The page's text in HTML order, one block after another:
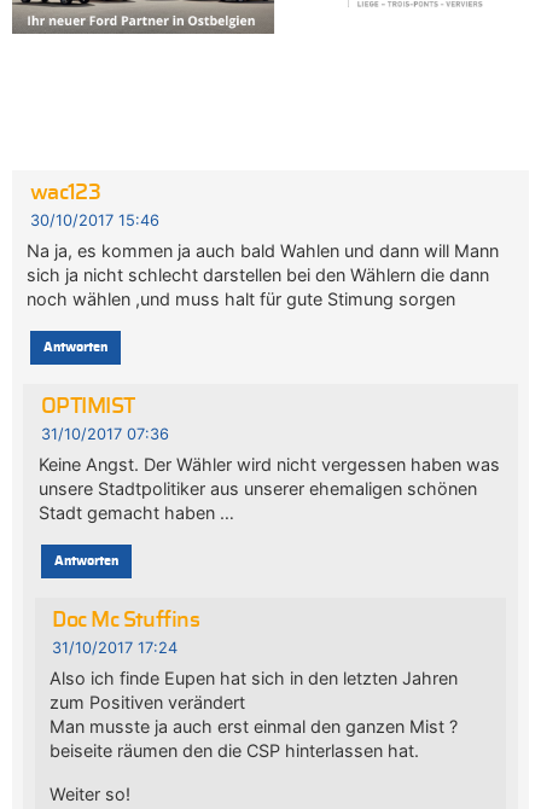
wac123
30/10/2017 15:46
Na ja, es kommen ja auch bald Wahlen und dann will Mann
sich ja nicht schlecht darstellen bei den Wählern die dann
noch wählen ,und muss halt für gute Stimung sorgen
Antworten
OPTIMIST
31/10/2017 07:36
Keine Angst. Der Wähler wird nicht vergessen haben was
unsere Stadtpolitiker aus unserer ehemaligen schönen
Stadt gemacht haben …
Antworten
Doc Mc Stuffins
31/10/2017 17:24
Also ich finde Eupen hat sich in den letzten Jahren
zum Positiven verändert
Man musste ja auch erst einmal den ganzen Mist ?
beiseite räumen den die CSP hinterlassen hat.
Weiter so!